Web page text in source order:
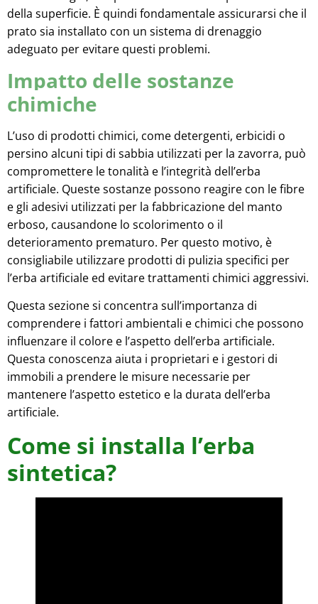
della superficie. È quindi fondamentale assicurarsi che il
prato sia installato con un sistema di drenaggio
adeguato per evitare questi problemi.
Impatto delle sostanze
chimiche
L’uso di prodotti chimici, come detergenti, erbicidi o
persino alcuni tipi di sabbia utilizzati per la zavorra, può
compromettere le tonalità e l’integrità dell’erba
artificiale. Queste sostanze possono reagire con le fibre
e gli adesivi utilizzati per la fabbricazione del manto
erboso, causandone lo scolorimento o il
deterioramento prematuro. Per questo motivo, è
consigliabile utilizzare prodotti di pulizia specifici per
l’erba artificiale ed evitare trattamenti chimici aggressivi.
Questa sezione si concentra sull’importanza di
comprendere i fattori ambientali e chimici che possono
influenzare il colore e l’aspetto dell’erba artificiale.
Questa conoscenza aiuta i proprietari e i gestori di
immobili a prendere le misure necessarie per
mantenere l’aspetto estetico e la durata dell’erba
artificiale.
Come si installa l’erba
sintetica?